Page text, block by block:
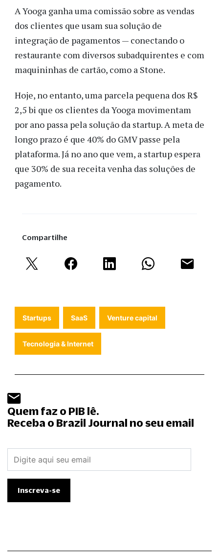
A Yooga ganha uma comissão sobre as vendas
dos clientes que usam sua solução de
integração de pagamentos — conectando o
restaurante com diversos subadquirentes e com
maquininhas de cartão, como a Stone.
Hoje, no entanto, uma parcela pequena dos R$
2,5 bi que os clientes da Yooga movimentam
por ano passa pela solução da startup. A meta de
longo prazo é que 40% do GMV passe pela
plataforma. Já no ano que vem, a startup espera
que 30% de sua receita venha das soluções de
pagamento.
Compartilhe
Startups SaaS Venture capital
Tecnologia & Internet
Quem faz o PIB lê.
Receba o Brazil Journal no seu email